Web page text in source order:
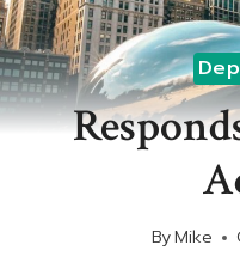
ByMike